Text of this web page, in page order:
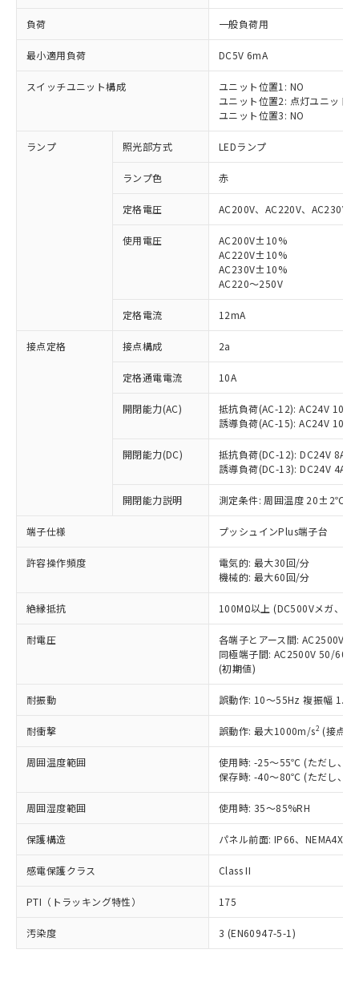
負荷 一般負荷用
最小適用負荷 DC5V 6mA
スイッチユニット構成
ユニット位置1: NO
ユニット位置2: 点灯ユニット
ユニット位置3: NO
ランプ 照光部方式 LEDランプ
ランプ色 赤
定格電圧 AC200V、AC220V、AC230V
使用電圧
AC200V±10%
AC220V±10%
AC230V±10%
AC220～250V
定格電流 12mA
接点定格 接点構成 2a
定格通電電流 10A
開閉能力(AC)
抵抗負荷(AC-12): AC24V 10A/
誘導負荷(AC-15): AC24V
開閉能力(DC)
抵抗負荷(DC-12): DC24V 8A/
誘導負荷(DC-13): DC24V 4A/
開閉能力説明 測定条件: 周囲温度 20±2℃、
端子仕様 プッシュインPlus端子台
許容操作頻度
電気的: 最大30回/分
機械的: 最大60回/分
絶縁抵抗 100MΩ以上 (DC500Vメガ、点
耐電圧
各端子とアース間: AC2500V
同極端子間: AC2500V 50/
(初期値)
耐振動 誤動作: 10～55Hz 複振幅
耐衝撃 誤動作: 最大1000m/s2 (接点
周囲温度範囲
使用時: -25～55℃ (ただし、氷
保存時: -40～80℃ (ただし、氷
周囲湿度範囲 使用時: 35～85%RH
保護構造 パネル前面: IP66、NEMA4X,
感電保護クラス Class II
PTI（トラッキング特性） 175
汚染度 3 (EN60947-5-1)
以下の条件をお読みいただき、同意のうえ
本サービスは、当社制御機器事業取扱
商品の当社在庫状況および標準価格
(税抜)を提供させていただくもので
本サービスの対象外となる商品もある
ことをご了承ください。
在庫状況および標準価格照会結果は、
記載している更新日時点での社内デー
タに基づき作成されるものであり、閲
覧された時点での実際の在庫および標
準価格とは異なる場合があることをご
正式な納期状況および標準価格はお客
ムロン制御機器販売店・当社販売員に
オムロン制御機器販売店や当社販売拠
販売ネットワーク
」をご確認
在庫状況および標準価格結果を当社の
事前の承諾なく第三者に漏洩または開
示しないようお願いします。
マイパーツ機能（部品リスト作成サー
ビス）をご利用いただくには、I-Web
メンバーズにご登録されている必要が
お客様が当ウェブサイト上で当社にご
登録された部品リストについて、当社
および当社の共同利用者が、当社の製
対応済み：EU RoHS指令（10物質）の
非含有に対応した製品が提供可能な商品で
対応予定：EU RoHS指令（10物質）の非含
有に対応した製品に切り替える予定のある
対応予定なし：EU RoHS指令（10物質）の
非含有に非対応の商品で、対応品を出す予
調査・確認中：EU RoHS指令（10物質）の
非含有の対応状況を調査中または確認中の
非該当品：ライセンス料など無形物で、有
害物質有無と関係のない商品です。
仕入先様の事情により、非含有部品として
いたものが、含有品と判明した場合などや
むを得ず変更することがあります。
鉛(Pb) 1000ppm以下、 水銀(Hg) 1000ppm以下、 カド
六価クロム(Cr(Ⅵ)) 1000ppm以下、ポリ臭化ビフェニル
類(PBB) 1000ppm以下、ポリ臭化ジフェニルエーテル類
(PBDE) 1000ppm以下、フタル酸ビス(2-エチルヘキシ
ル) (DEHP)(別名：DOP) 1000ppm以下、フタル酸ブチ
ルベンジル（BBP） 1000ppm以下、フタル酸ジブチル
（DBP） 1000ppm以下、フタル酸ジイソブチル
但し、RoHS指令で産業用監視および制御機器に対する
※2 対応予定月
部品在庫の切り替え状況などにより、予定
月が前後することがあります。
※3 非含有証明書ダウンロード
下記の非含有証明書をダウンロードするこ
※1 中国RoHS○×表
「○」：最大均質材料含有率が中国RoHSの
基準値以下であることを示します。
「×」：最大均質材料含有率が中国RoHSの
基準値を超えていることを示します。
「－」：未確認です。当社販売部門へお問
*中国RoHS10物質の基準値 (GB/T26572)：
Pb(鉛) :1000ppm、 Hg(水銀) : 1000ppm、 Cd(カドミウ
Cr(Ⅵ)(六価クロム) : 1000ppm、 PBBs(ポリ臭化ビフェ
ニル類) : 1000ppm、 PBDEs(ポリ臭化ジフェニルエーテ
DBP(フタル酸ジブチル) : 1000ppm、 DIBP(フタル酸ジ
イソブチル) : 1000ppm、 BBP(フタル酸ブチルベンジ
※2 環境保護使用期限
「ｅ」：有害物質（10物質）のすべてが基
準値以下であることを示します。
「10」：通常の使用状況下において有害物
質が外部に漏えいし、環境に深刻な影響を
及ぼさない年数を意味します。
「－」：未確認です。当社販売部門へお問
い合わせください。
当社は、これら貴社製品のうち、外国
為替および外国貿易法に定める商品
（以下｢規制貨物等」という）を輸出
または国外への提供する場合は、日本
国政府の輸出許可(または役務取引許
可)を取得するなどの必要な手続きを
当社は規制貨物を破棄する場合は、完
全に破砕するなど、違法に輸出されな
いよう必要な手段を講じます。
当社は貴社製品を、核兵器、ミサイ
ル、化学兵器、生物兵器またはその他
当社は、貴社製品を第三者に販売する
場合は、上記1、2および3の内容を当
該第三者に通知します。また当社は、
販売先および販売に係わる関係者が違
法に輸出するおそれがある場合は、取
り引きをいたしません。
一定数以上の在庫あり
一定数には満たないが在庫あり
在庫なし(最新の在庫状況につ
いては、お客様のお取引先、ま
たはお客様担当のオムロン制御
機器販売店・当社販売員にご確
受注生産機種、また在庫状況の